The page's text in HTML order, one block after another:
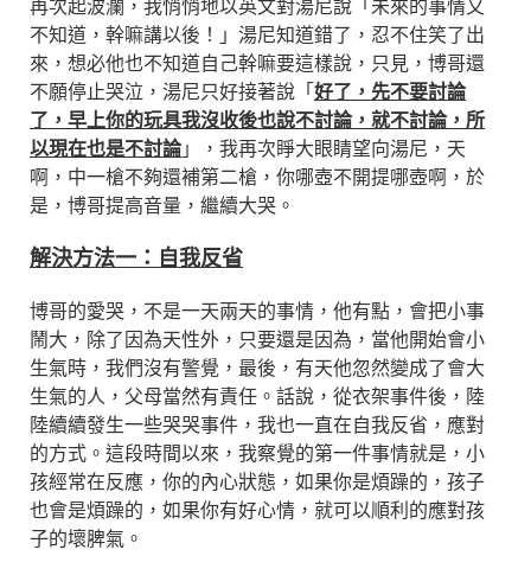
再次起波瀾，我悄悄地以英文對湯尼說「未來的事情又
不知道，幹嘛講以後！」湯尼知道錯了，忍不住笑了出
來，想必他也不知道自己幹嘛要這樣說，只見，博哥還
不願停止哭泣，湯尼只好接著說「 好了，先不要討論
了，早上你的玩具我沒收後也說不討論，就不討論，所
以現在也是不討論」，我再次睜大眼睛望向湯尼，天
啊，中一槍不夠還補第二槍，你哪壺不開提哪壺啊，於
是，博哥提高音量，繼續大哭。
解決方法一：自我反省
博哥的愛哭，不是一天兩天的事情，他有點，會把小事
鬧大，除了因為天性外，只要還是因為，當他開始會小
生氣時，我們沒有警覺，最後，有天他忽然變成了會大
生氣的人，父母當然有責任。話說，從衣架事件後，陸
陸續續發生一些哭哭事件，我也一直在自我反省，應對
的方式。這段時間以來，我察覺的第一件事情就是，小
孩經常在反應，你的內心狀態，如果你是煩躁的，孩子
也會是煩躁的，如果你有好心情，就可以順利的應對孩
子的壞脾氣。